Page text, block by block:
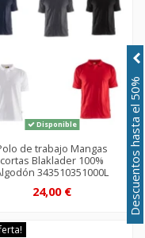
Disponible
de trabajo Mangas
cortas Blaklader 100%
343510351000L
24,00 € Descuentos hasta el 50%